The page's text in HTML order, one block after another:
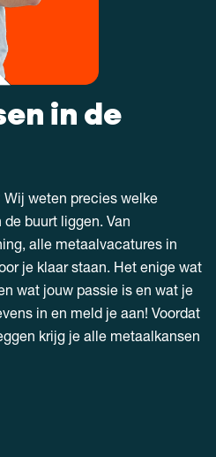
in de
weten precies welke
buurt liggen. Van
alle metaalvacatures in
je klaar staan. Het enige wat
wat jouw passie is en wat je
in en meld je aan! Voordat
krijg je alle metaalkansen